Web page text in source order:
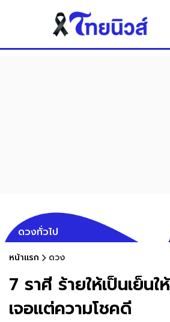
ดวงทั่วไป
หน้าแรก ดวง
7 ราศี ร้ายให้เป็นเย็น
เจอแต่ความโชคดี